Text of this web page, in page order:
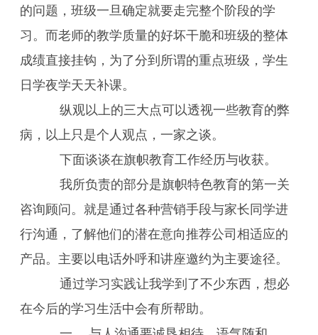
的问题，班级一旦确定就要走完整个阶段的学
习。而老师的教学质量的好坏干脆和班级的整体
成绩直接挂钩，为了分到所谓的重点班级，学生
日学夜学天天补课。
纵观以上的三大点可以透视一些教育的弊
病，以上只是个人观点，一家之谈。
下面谈谈在旗帜教育工作经历与收获。
我所负责的部分是旗帜特色教育的第一关
咨询顾问。就是通过各种营销手段与家长同学进
行沟通，了解他们的潜在意向推荐公司相适应的
产品。主要以电话外呼和讲座邀约为主要途径。
通过学习实践让我学到了不少东西，想必
在今后的学习生活中会有所帮助。